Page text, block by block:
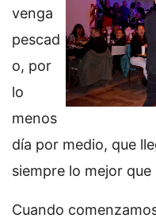
venga
pescad
o, por
lo
menos
día por medio, que
siempre lo mejor
Cuando